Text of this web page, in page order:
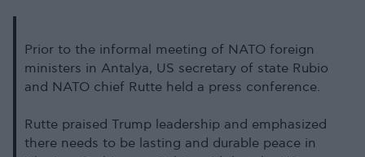
Prior to the informal meeting of NATO foreign
ministers in Antalya, US secretary of state Rubio
and NATO chief Rutte held a press conference.
Rutte praised Trump leadership and emphasized
there needs to be lasting and durable peace in